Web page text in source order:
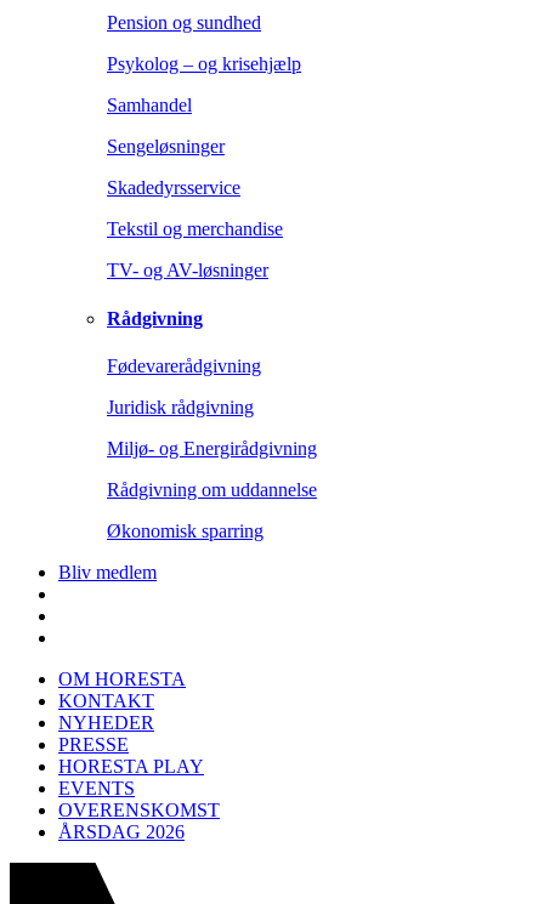
Pension og sundhed
Psykolog – og krisehjælp
Samhandel
Sengeløsninger
Skadedyrsservice
Tekstil og merchandise
TV- og AV-løsninger
Rådgivning
Fødevarerådgivning
Juridisk rådgivning
Miljø- og Energirådgivning
Rådgivning om uddannelse
Økonomisk sparring
Bliv medlem
OM HORESTA
KONTAKT
NYHEDER
PRESSE
HORESTA PLAY
EVENTS
OVERENSKOMST
ÅRSDAG 2026